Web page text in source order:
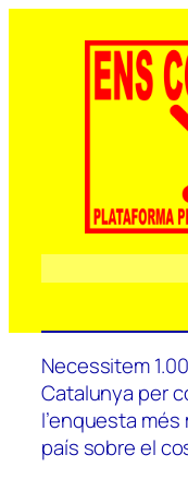
Necessitem
Catalunya per
l’enquesta més
país sobre el